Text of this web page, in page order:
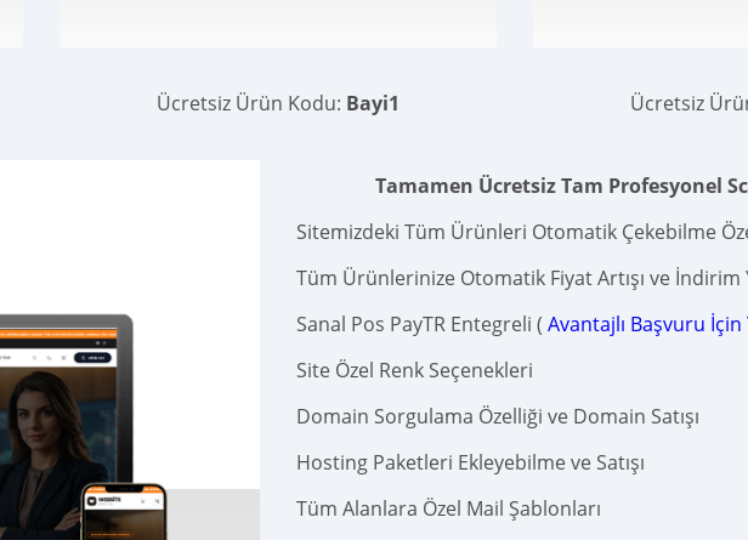
Ücretsiz Ürün Kodu: Bayi1 Ücretsiz
Tamamen Ücretsiz Tam Profesyonel
Sitemizdeki Tüm Ürünleri Otomatik Çekebilme
Tüm Ürünlerinize Otomatik Fiyat Artışı ve İndirim
Sanal Pos PayTR Entegreli ( Avantajlı Başvuru İçin
Site Özel Renk Seçenekleri
Domain Sorgulama Özelliği ve Domain Satışı
Hosting Paketleri Ekleyebilme ve Satışı
Tüm Alanlara Özel Mail Şablonları